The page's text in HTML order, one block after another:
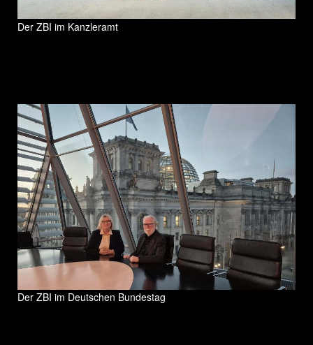
Der ZBI im Kanzleramt
Der ZBI im Deutschen Bundestag